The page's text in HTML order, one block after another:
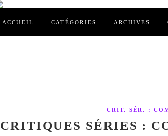
ACCUEIL CATÉGORIES ARCHIVES
CRIT. SÉR. :
CRITIQUES SÉRIES :